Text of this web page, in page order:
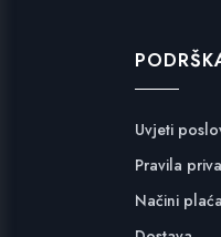
Uvjeti
Pravila
Načini